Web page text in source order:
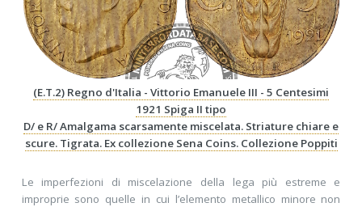
(E.T.2) Regno d'Italia - Vittorio Emanuele III - 5 Centesimi
1921 Spiga II tipo
D/ e R/ Amalgama scarsamente miscelata. Striature chiare e
scure. Tigrata. Ex collezione Sena Coins. Collezione Poppiti
Le imperfezioni di miscelazione della lega più estreme e
improprie sono quelle in cui l’elemento metallico minore non